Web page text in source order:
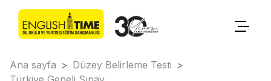
Ana sayfa > Düzey Belirleme Testi >